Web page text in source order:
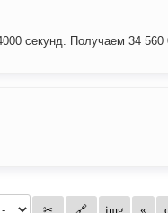
секунд. Получаем 34 560